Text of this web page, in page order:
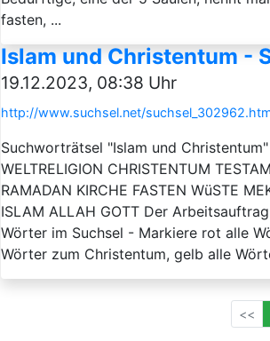
fasten, ...
Islam und Christentum -
19.12.2023, 08:38 Uhr
http://www.suchsel.net/
Suchworträtsel "Islam und
WELTRELIGION CHRISTENTUM
RAMADAN KIRCHE FASTEN WüSTE
ISLAM ALLAH GOTT Der
Wörter im Suchsel - Markiere rot alle
Wörter zum Christentum, gelb alle
<<